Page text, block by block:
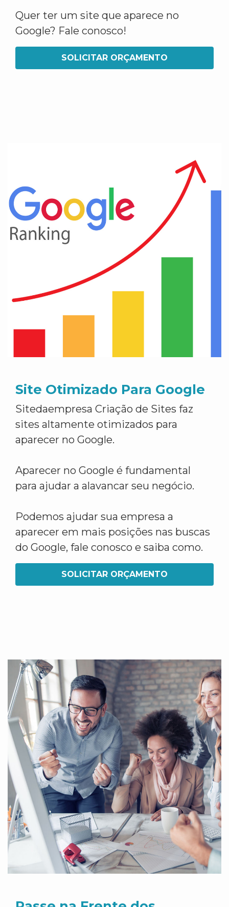
Quer ter um site que aparece no
Google? Fale conosco!
SOLICITAR ORÇAMENTO
Site Otimizado Para Google
Sitedaempresa Criação de Sites faz
sites altamente otimizados para
aparecer no Google.
Aparecer no Google é fundamental
para ajudar a alavancar seu negócio.
Podemos ajudar sua empresa a
aparecer em mais posições nas buscas
do Google, fale conosco e saiba como.
SOLICITAR ORÇAMENTO